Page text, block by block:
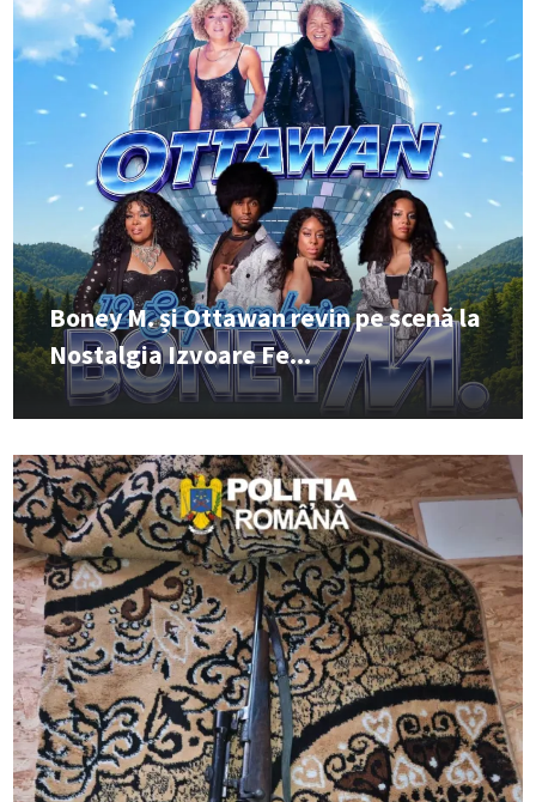
Boney M. și Ottawan revin pe scenă la
Nostalgia Izvoare Fe...